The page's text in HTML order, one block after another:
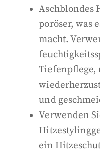
Aschblondes
poröser, was
macht.
Tiefenpflege,
und
Verwenden
ein